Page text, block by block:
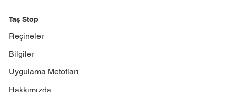
Taş Stop
Reçineler
Bilgiler
Uygulama Metotları